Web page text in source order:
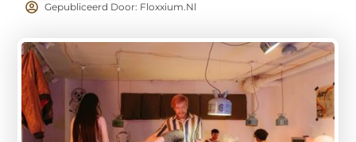
Gepubliceerd Door: Floxxium.nl